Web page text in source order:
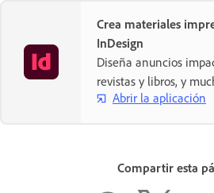
Crea materiales
InDesign
Diseña anuncios
revistas y libros, y
Abrir la aplicación
Compartir esta